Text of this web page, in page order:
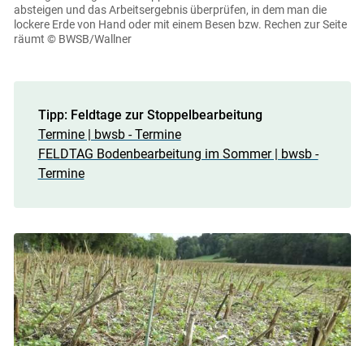
absteigen und das Arbeitsergebnis überprüfen, in dem man die
lockere Erde von Hand oder mit einem Besen bzw. Rechen zur Seite
räumt © BWSB/Wallner
Tipp: Feldtage zur Stoppelbearbeitung
Termine | bwsb - Termine
FELDTAG Bodenbearbeitung im Sommer | bwsb -
Termine